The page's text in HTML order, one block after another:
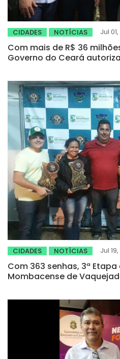
CIDADES NOTÍCIAS Jul
Com mais de R$ 36
Governo do Ceará
CIDADES NOTÍCIAS Jul
Com 363 senhas, 3ª
Mombacense de